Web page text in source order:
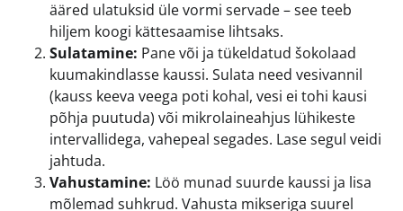
ääred ulatuksid üle vormi servade – see teeb
hiljem koogi kättesaamise lihtsaks.
Sulatamine: Pane või ja tükeldatud šokolaad
kuumakindlasse kaussi. Sulata need vesivannil
(kauss keeva veega poti kohal, vesi ei tohi kausi
põhja puutuda) või mikrolaineahjus lühikeste
intervallidega, vahepeal segades. Lase segul veidi
jahtuda.
Vahustamine: Löö munad suurde kaussi ja lisa
mõlemad suhkrud. Vahusta mikseriga suurel